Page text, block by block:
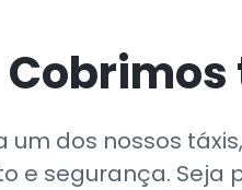
Cobrimos
um dos nossos
e segurança. Seja